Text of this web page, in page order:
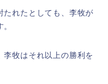
たれたとしても、李牧が
李牧はそれ以上の勝利を